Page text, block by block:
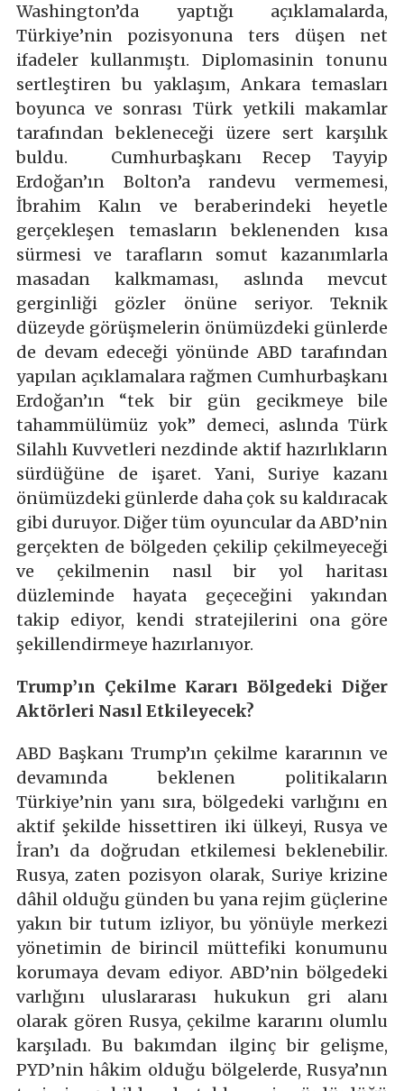
Washington’da yaptığı açıklamalarda,
Türkiye’nin pozisyonuna ters düşen net
ifadeler kullanmıştı. Diplomasinin tonunu
sertleştiren bu yaklaşım, Ankara temasları
boyunca ve sonrası Türk yetkili makamlar
tarafından bekleneceği üzere sert karşılık
buldu. Cumhurbaşkanı Recep Tayyip
Erdoğan’ın Bolton’a randevu vermemesi,
İbrahim Kalın ve beraberindeki heyetle
gerçekleşen temasların beklenenden kısa
sürmesi ve tarafların somut kazanımlarla
masadan kalkmaması, aslında mevcut
gerginliği gözler önüne seriyor. Teknik
düzeyde görüşmelerin önümüzdeki günlerde
de devam edeceği yönünde ABD tarafından
yapılan açıklamalara rağmen Cumhurbaşkanı
Erdoğan’ın “tek bir gün gecikmeye bile
tahammülümüz yok” demeci, aslında Türk
Silahlı Kuvvetleri nezdinde aktif hazırlıkların
sürdüğüne de işaret. Yani, Suriye kazanı
önümüzdeki günlerde daha çok su kaldıracak
gibi duruyor. Diğer tüm oyuncular da ABD’nin
gerçekten de bölgeden çekilip çekilmeyeceği
ve çekilmenin nasıl bir yol haritası
düzleminde hayata geçeceğini yakından
takip ediyor, kendi stratejilerini ona göre
şekillendirmeye hazırlanıyor.
Trump’ın Çekilme Kararı Bölgedeki Diğer
Aktörleri Nasıl Etkileyecek?
ABD Başkanı Trump’ın çekilme kararının ve
devamında beklenen politikaların
Türkiye’nin yanı sıra, bölgedeki varlığını en
aktif şekilde hissettiren iki ülkeyi, Rusya ve
İran’ı da doğrudan etkilemesi beklenebilir.
Rusya, zaten pozisyon olarak, Suriye krizine
dâhil olduğu günden bu yana rejim güçlerine
yakın bir tutum izliyor, bu yönüyle merkezi
yönetimin de birincil müttefiki konumunu
korumaya devam ediyor. ABD’nin bölgedeki
varlığını uluslararası hukukun gri alanı
olarak gören Rusya, çekilme kararını olumlu
karşıladı. Bu bakımdan ilginç bir gelişme,
PYD’nin hâkim olduğu bölgelerde, Rusya’nın